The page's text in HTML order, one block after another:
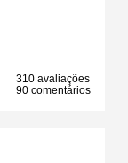
310 avaliações
90 comentários